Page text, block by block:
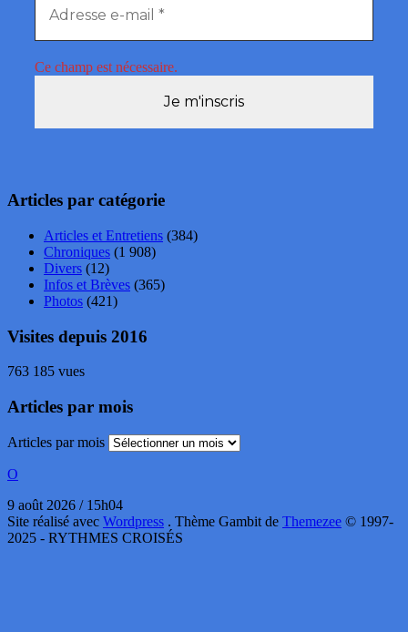
Ce champ est nécessaire.
Articles par catégorie
Articles et Entretiens (384)
Chroniques (1 908)
Divers (12)
Infos et Brèves (365)
Photos (421)
Visites depuis 2016
763 185 vues
Articles par mois
Articles par mois
O
9 août 2026 / 15h04
Site réalisé avec Wordpress . Thème Gambit de Themezee © 1997-
2025 - RYTHMES CROISÉS